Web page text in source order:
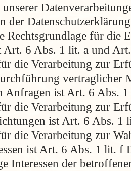
der
Rechtsgrundlage für die
6 Abs. 1 lit. a und
die Verarbeitung zur
vertraglicher
Anfragen ist Art. 6 Abs.
die Verarbeitung zur
ist Art. 6 Abs. 1
die Verarbeitung zur
ist Art. 6 Abs. 1 lit. f
Interessen der